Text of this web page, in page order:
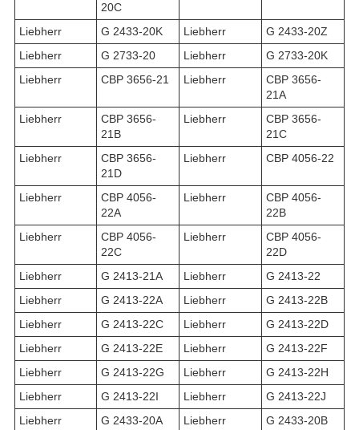
20C
Liebherr G 2433-20K Liebherr
G 2433-20Z
Liebherr
G 2733-20 Liebherr
G 2733-20K
Liebherr
CBP 3656-21 Liebherr
CBP 3656-
21A
Liebherr
CBP 3656-
21B
Liebherr
CBP 3656-
21C
Liebherr
CBP 3656-
21D
Liebherr CBP 4056-22
Liebherr
CBP 4056-
22A
Liebherr
CBP 4056-
22B
Liebherr
CBP 4056-
22C
Liebherr
CBP 4056-
22D
Liebherr
G 2413-21A Liebherr
G 2413-22
Liebherr
G 2413-22A Liebherr
G 2413-22B
Liebherr
G 2413-22C Liebherr
G 2413-22D
Liebherr
G 2413-22E Liebherr
G 2413-22F
Liebherr
G 2413-22G Liebherr
G 2413-22H
Liebherr
G 2413-22I Liebherr
G 2413-22J
Liebherr
G 2433-20A Liebherr G 2433-20B